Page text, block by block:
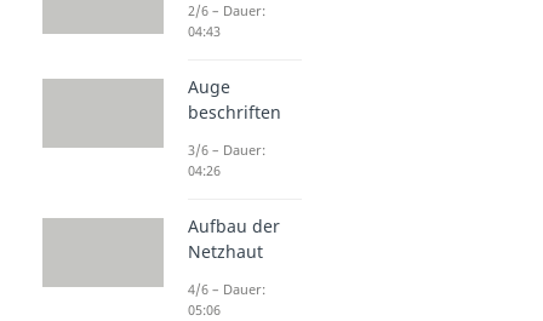
2/6 – Dauer:
04:43
Auge
beschriften
3/6 – Dauer:
04:26
Aufbau der
Netzhaut
4/6 – Dauer:
05:06